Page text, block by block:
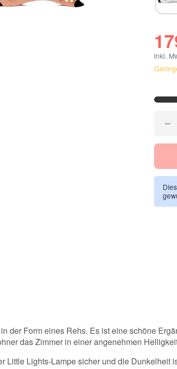
Light
inkl.
der Form eines Rehs. Es ist eine schöne
das Zimmer in einer angenehmen
Little Lights-Lampe sicher und die